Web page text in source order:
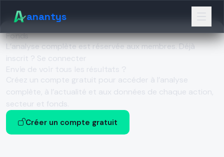
anantys
Fonds
L’analyse complète est réservée aux membres.Déjà
inscrit ? Se connecter
Envie de voir tous les résultats ?
Créez un compte gratuit pour accéder à l’analyse
complète, à l’actualité et aux données de chaque action,
secteur et fonds.
Créer un compte gratuit